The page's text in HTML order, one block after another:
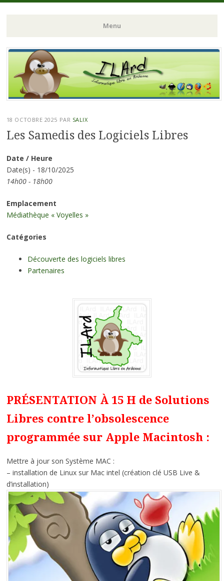
ILArd (Informatique
Libre en Ardenne)
Menu
Aller
contenu
principal
18 OCTOBRE 2025 PAR SALIX
Les Samedis des Logiciels Libres
Date / Heure
Date(s) - 18/10/2025
14h00 - 18h00
Emplacement
Médiathèque « Voyelles »
Catégories
Découverte des logiciels libres
Partenaires
PRÉSENTATION À 15 H de Solutions
Libres contre l’obsolescence
programmée sur Apple Macintosh :
Mettre à jour son Système MAC :
– installation de Linux sur Mac intel (création clé USB Live &
d’installation)